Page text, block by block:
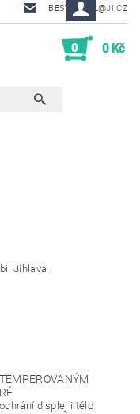
BESTMOBIL@JI.CZ
0 0 Kč
Jihlava
displej i tělo